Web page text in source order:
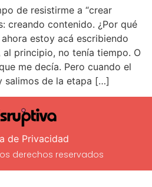
de resistirme a “crear
creando contenido. ¿Por qué
estoy acá escribiendo
al principio, no tenía tiempo. O
me decía. Pero cuando el
salimos de la etapa […]
de Privacidad
derechos reservados